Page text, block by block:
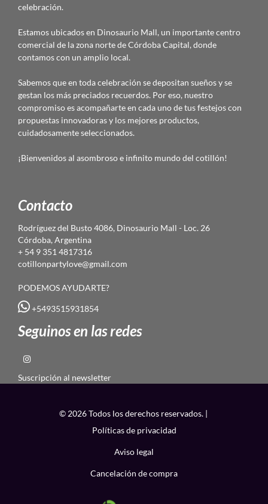
celebración.
Estamos ubicados en Dinosaurio Mall, un importante centro
comercial de la zona norte de Córdoba Capital, donde
contamos con un amplio local.
Sabemos que en toda celebración se depositan sueños y se
gestan los más preciados recuerdos. Por eso, nuestro
compromiso es acompañarte en cada uno de tus festejos con
propuestas innovadoras y los mejores productos,
cuidadosamente seleccionados.
¡Bienvenidos al asombroso e infinito mundo del cotillón!
Contacto
Rodríguez del Busto 4086, Dinosaurio Mall - Loc. 26
Córdoba, Argentina
+ 54 9 351 4817316
cotillonpartylove@gmail.com
PODEMOS AYUDARTE?
+5493515931854
Seguinos en las redes
Suscripción al newsletter
© 2026 Todos los derechos reservados. |
Políticas de privacidad
Aviso legal
Cancelación de compra